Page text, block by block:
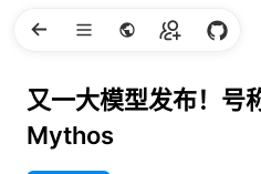
又一大模型发布！号
Mythos